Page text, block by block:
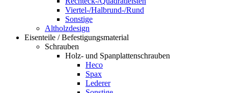
Viertel-/Halbrund-/Rund
Sonstige
Altholzdesign
Eisenteile / Befestigungsmaterial
Schrauben
Holz- und Spanplattenschrauben
Heco
Spax
Lederer